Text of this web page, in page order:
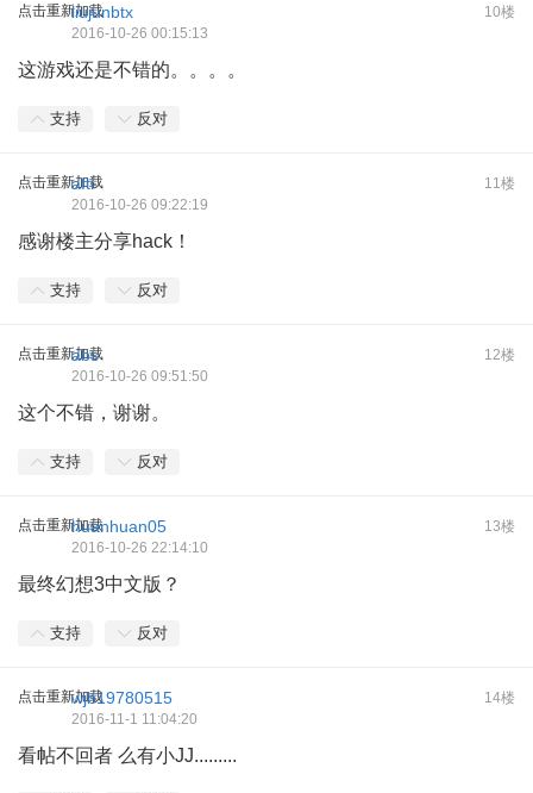
点击重新加载 10楼
liujunbtx
2016-10-26 00:15:13
这游戏还是不错的。。。。
支持 反对
点击重新加载 11楼
afti
2016-10-26 09:22:19
感谢楼主分享hack！
支持 反对
点击重新加载 12楼
abs
2016-10-26 09:51:50
这个不错，谢谢。
支持 反对
点击重新加载 13楼
huanhuan05
2016-10-26 22:14:10
最终幻想3中文版？
支持 反对
点击重新加载 14楼
wjb19780515
2016-11-1 11:04:20
看帖不回者 么有小JJ.........